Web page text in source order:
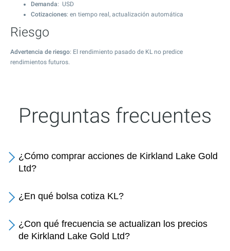
Demanda: USD
Cotizaciones: en tiempo real, actualización automática
Riesgo
Advertencia de riesgo: El rendimiento pasado de KL no predice
rendimientos futuros.
Preguntas frecuentes
¿Cómo comprar acciones de Kirkland Lake Gold
Ltd?
¿En qué bolsa cotiza KL?
¿Con qué frecuencia se actualizan los precios
de Kirkland Lake Gold Ltd?